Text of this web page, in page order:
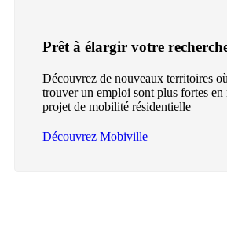
Prêt à élargir votre
Découvrez de nouveaux territoires
trouver un emploi sont plus fortes en
projet de mobilité résidentielle
Découvrez Mobiville